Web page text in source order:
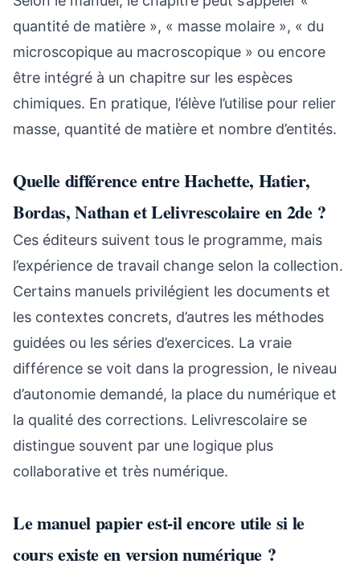
quantité de matière », « masse molaire », « du
microscopique au macroscopique » ou encore
être intégré à un chapitre sur les espèces
chimiques. En pratique, l’élève l’utilise pour relier
masse, quantité de matière et nombre d’entités.
Quelle différence entre Hachette, Hatier,
Bordas, Nathan et Lelivrescolaire en 2de ?
Ces éditeurs suivent tous le programme, mais
l’expérience de travail change selon la collection.
Certains manuels privilégient les documents et
les contextes concrets, d’autres les méthodes
guidées ou les séries d’exercices. La vraie
différence se voit dans la progression, le niveau
d’autonomie demandé, la place du numérique et
la qualité des corrections. Lelivrescolaire se
distingue souvent par une logique plus
collaborative et très numérique.
Le manuel papier est-il encore utile si le
cours existe en version numérique ?